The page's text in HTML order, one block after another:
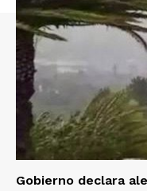
Gobierno declara